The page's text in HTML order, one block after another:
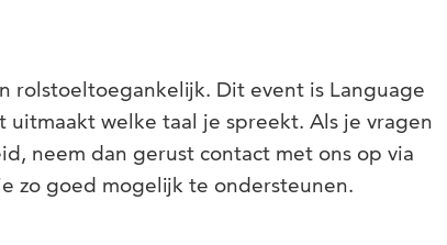
rolstoeltoegankelijk. Dit event is Language
welke taal je spreekt. Als je vragen
neem dan gerust contact met ons op via
zo goed mogelijk te ondersteunen.